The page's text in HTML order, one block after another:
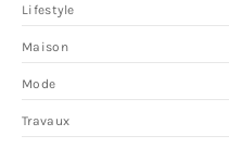
Lifestyle
Maison
Mode
Travaux